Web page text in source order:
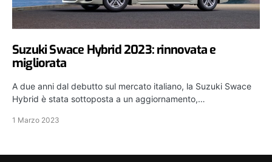
Suzuki Swace Hybrid 2023: rinnovata e
migliorata
A due anni dal debutto sul mercato italiano, la Suzuki Swace
Hybrid è stata sottoposta a un aggiornamento,…
1 Marzo 2023